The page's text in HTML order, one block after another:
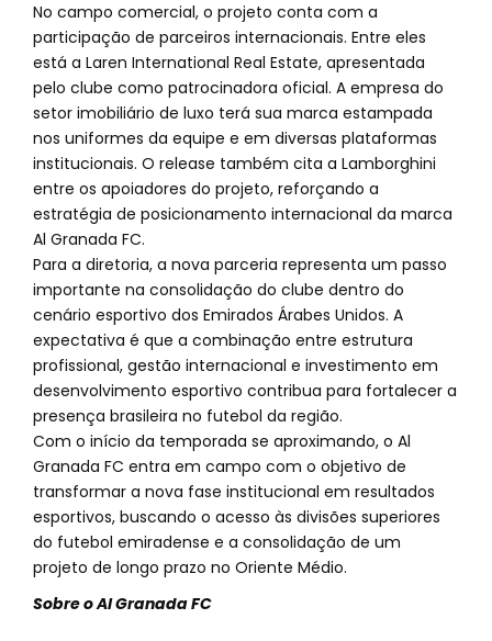
No campo comercial, o projeto conta com a
participação de parceiros internacionais. Entre eles
está a Laren International Real Estate, apresentada
pelo clube como patrocinadora oficial. A empresa do
setor imobiliário de luxo terá sua marca estampada
nos uniformes da equipe e em diversas plataformas
institucionais. O release também cita a Lamborghini
entre os apoiadores do projeto, reforçando a
estratégia de posicionamento internacional da marca
Al Granada FC.
Para a diretoria, a nova parceria representa um passo
importante na consolidação do clube dentro do
cenário esportivo dos Emirados Árabes Unidos. A
expectativa é que a combinação entre estrutura
profissional, gestão internacional e investimento em
desenvolvimento esportivo contribua para fortalecer a
presença brasileira no futebol da região.
Com o início da temporada se aproximando, o Al
Granada FC entra em campo com o objetivo de
transformar a nova fase institucional em resultados
esportivos, buscando o acesso às divisões superiores
do futebol emiradense e a consolidação de um
projeto de longo prazo no Oriente Médio.
Sobre o Al Granada FC